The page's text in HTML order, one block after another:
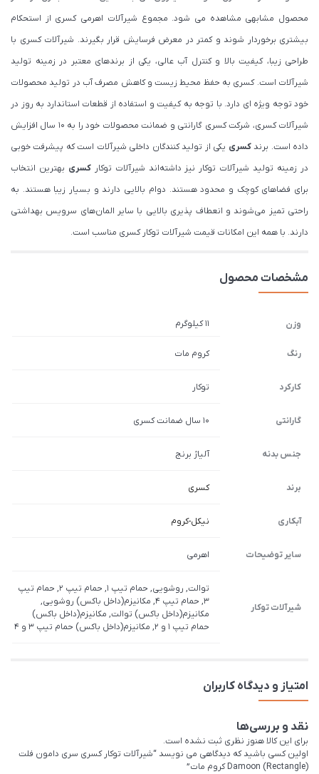
محصول مشابهی مشاهده می شود. مجموع شیرآلات اهرمی کسری از استحکام
بیشتری برخوردار شوند و کمتر در معرض فرسایش قرار بگیرند. شیرآلات کسری با
طراحی زیبا، کیفیت بالا و کنترل آب عالی، یکی از برندهای معتبر در زمینه تولید
شیرآلات است. کسری به حفظ محیط زیست و کاهش مصرف آب در تولید محصولات
خود توجه ویژه ای دارد. با توجه به کیفیت و استفاده از قطعات استاندارد به روز در
شیرآلات کسری، شرکت کسری گارانتی و ضمانت محصولات خود را به 10 سال افزایش
داده است. برندکسری یکی از تولید کنندگان داخلی شیرآلات است که پیشرفت خوبی
در زمینه تولید شیرآلات توکار نیز داشته‌اند شیرآلات توکارکسری بهترین انتخاب
برای فضاهای کوچک و محدود هستند. دوام بالایی دارند و بسیار زیبا هستند. به
راحتی تمیز می‌شوند و انعطاف پذیری بالایی با سایر المان‌های سرویس بهداشتی
دارند. با همه این امکانات قیمت شیرآلات توکار کسری مناسب است.
مشخصات محصول
وزن 11 کیلوگرم
رنگ کروم مات
کارکرد توکار
گارانتی 10 سال ضمانت کسری
جنس بدنه آلیاژ برنج
برند کسری
آبکاری نیکل-کروم
سایر توضیحات اهرمی
شیرآلات توکار
توالت, روشویی, حمام تیپ 1, حمام تیپ 2, حمام تیپ
3, حمام تیپ 4, مکانیزم(داخل باکس) روشویی,
مکانیزم(داخل باکس) توالت, مکانیزم(داخل باکس)
حمام تیپ ۱ و ۲, مکانیزم(داخل باکس) حمام تیپ ۳ و ۴
امتیاز و دیدگاه کاربران
نقد و بررسی‌ها
برای این کالا هنوز نظری ثبت نشده است.
اولین کسی باشید که دیدگاهی می نویسد “شیرآلات توکار کسری سری دامون فلت
Damoon (Rectangle) کروم مات”